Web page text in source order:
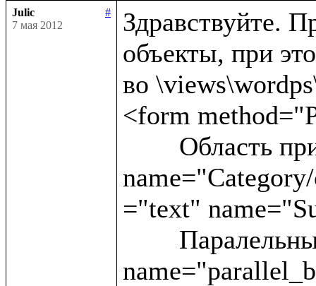
Julic
#
7 мая 2012
Здравствуйте.
объекты, при
во
<form
="text"